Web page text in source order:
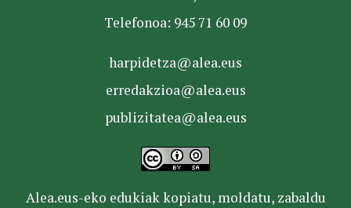
Telefonoa: 945 71 60 09
harpidetza@alea.eus
erredakzioa@alea.eus
publizitatea@alea.eus
Alea.eus-eko edukiak kopiatu, moldatu, zabaldu